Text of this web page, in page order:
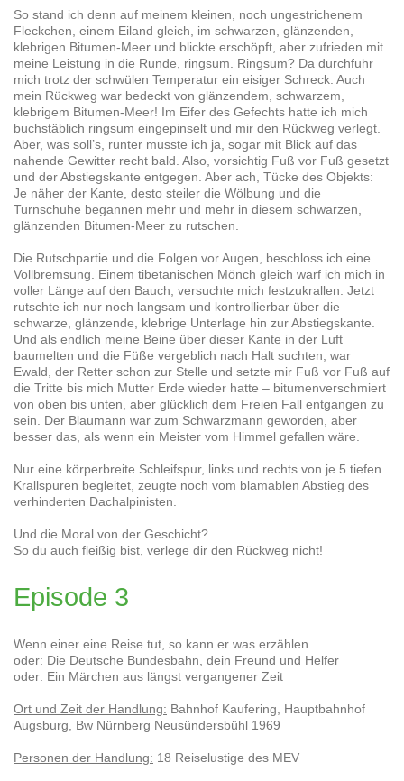
So stand ich denn auf meinem kleinen, noch ungestrichenem
Fleckchen, einem Eiland gleich, im schwarzen, glänzenden,
klebrigen Bitumen-Meer und blickte erschöpft, aber zufrieden mit
meine Leistung in die Runde, ringsum. Ringsum? Da durchfuhr
mich trotz der schwülen Temperatur ein eisiger Schreck: Auch
mein Rückweg war bedeckt von glänzendem, schwarzem,
klebrigem Bitumen-Meer! Im Eifer des Gefechts hatte ich mich
buchstäblich ringsum eingepinselt und mir den Rückweg verlegt.
Aber, was soll’s, runter musste ich ja, sogar mit Blick auf das
nahende Gewitter recht bald. Also, vorsichtig Fuß vor Fuß gesetzt
und der Abstiegskante entgegen. Aber ach, Tücke des Objekts:
Je näher der Kante, desto steiler die Wölbung und die
Turnschuhe begannen mehr und mehr in diesem schwarzen,
glänzenden Bitumen-Meer zu rutschen.
Die Rutschpartie und die Folgen vor Augen, beschloss ich eine
Vollbremsung. Einem tibetanischen Mönch gleich warf ich mich in
voller Länge auf den Bauch, versuchte mich festzukrallen. Jetzt
rutschte ich nur noch langsam und kontrollierbar über die
schwarze, glänzende, klebrige Unterlage hin zur Abstiegskante.
Und als endlich meine Beine über dieser Kante in der Luft
baumelten und die Füße vergeblich nach Halt suchten, war
Ewald, der Retter schon zur Stelle und setzte mir Fuß vor Fuß auf
die Tritte bis mich Mutter Erde wieder hatte – bitumenverschmiert
von oben bis unten, aber glücklich dem Freien Fall entgangen zu
sein. Der Blaumann war zum Schwarzmann geworden, aber
besser das, als wenn ein Meister vom Himmel gefallen wäre.
Nur eine körperbreite Schleifspur, links und rechts von je 5 tiefen
Krallspuren begleitet, zeugte noch vom blamablen Abstieg des
verhinderten Dachalpinisten.
Und die Moral von der Geschicht?
So du auch fleißig bist, verlege dir den Rückweg nicht!
Episode 3
Wenn einer eine Reise tut, so kann er was erzählen
oder: Die Deutsche Bundesbahn, dein Freund und Helfer
oder: Ein Märchen aus längst vergangener Zeit
Ort und Zeit der Handlung: Bahnhof Kaufering, Hauptbahnhof
Augsburg, Bw Nürnberg Neusündersbühl 1969
Personen der Handlung: 18 Reiselustige des MEV